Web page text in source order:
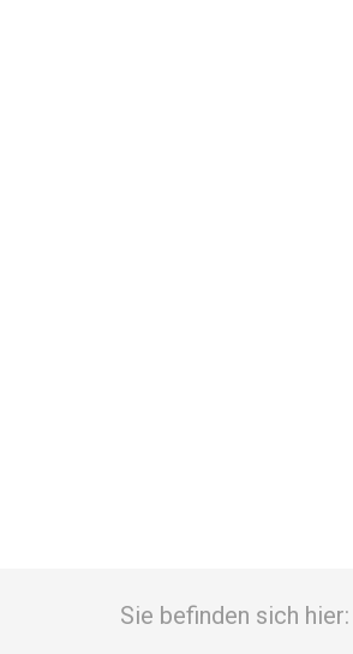
Sie befinden sich hier: